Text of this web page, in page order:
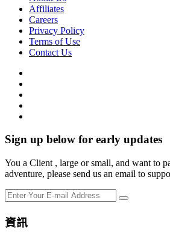
Affiliates
Careers
Privacy Policy
Terms of Use
Contact Us
Sign up below for early updates
You a Client , large or small, and want to
adventure, please send us an email to
資訊